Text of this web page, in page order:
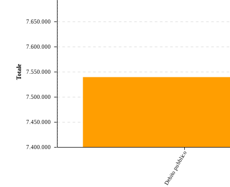
Debito pubblico
7.400.000
7.450.000
7.500.000
7.550.000
7.600.000
7.650.000
Totale